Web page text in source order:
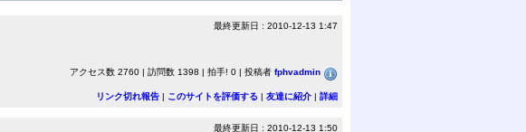
最終更新日 : 2010-12-13 1:47
アクセス数 2760 | 訪問数 1398 | 拍手! 0 | 投稿者 fphvadmin
リンク切れ報告 | このサイトを評価する | 友達に紹介 | 詳細
最終更新日 : 2010-12-13 1:50